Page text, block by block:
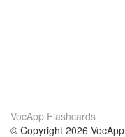
VocApp Flashcards
© Copyright 2026 VocApp